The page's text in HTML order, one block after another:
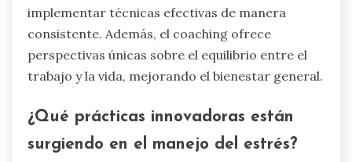
implementar técnicas efectivas de manera
consistente. Además, el coaching ofrece
perspectivas únicas sobre el equilibrio entre el
trabajo y la vida, mejorando el bienestar general.
¿Qué prácticas innovadoras están
surgiendo en el manejo del estrés?